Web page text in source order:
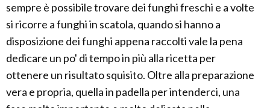
sempre è possibile trovare dei funghi freschi e a volte
si ricorre a funghi in scatola, quando si hanno a
disposizione dei funghi appena raccolti vale la pena
dedicare un po' di tempo in più alla ricetta per
ottenere un risultato squisito. Oltre alla preparazione
vera e propria, quella in padella per intenderci, una